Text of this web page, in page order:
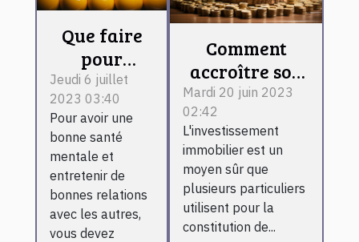
Que faire
pour
maîtriser
ses
émotions ?
Jeudi 6 juillet
2023 03:40
Pour avoir une
bonne santé
mentale et
entretenir de
bonnes relations
avec les autres,
vous devez
Comment
accroître son
investissement
malgré la
variation des
taux du
secteur
immobilier ?
Mardi 20 juin 2023
02:42
L'investissement
immobilier est un
moyen sûr que
plusieurs particuliers
utilisent pour la
constitution de...